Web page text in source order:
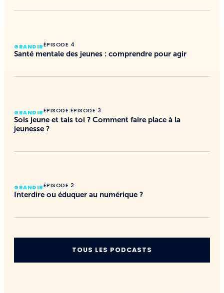
GRANDIRÉPISODE 4
Santé mentale des jeunes : comprendre pour agir
GRANDIRÉPISODE ÉPISODE 3
Sois jeune et tais toi ? Comment faire place à la
jeunesse ?
GRANDIRÉPISODE 2
Interdire ou éduquer au numérique ?
TOUS LES PODCASTS